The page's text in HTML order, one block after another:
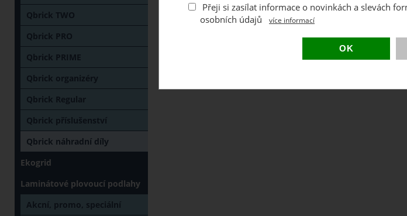
Uzavírací klipy Qbrick System PRO Toolbox, Toolcase,
Qbrick TWO
Qbrick PRO
Qbrick PRIME
Qbrick organizéry
Qbrick Regular
Qbrick příslušenství
Qbrick náhradní díly
Ekogrid
Laminátové plovoucí podlahy
Akcní, promo, speciální
Přeji si zasílat informace o novinkách a slevách
osobních údajů
více informací